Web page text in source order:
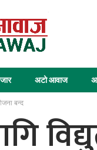
अटो आवाज
बन्द